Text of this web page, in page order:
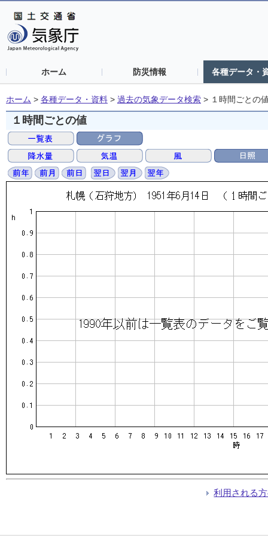
ホーム 防災情報 各種データ・
ホーム > 各種データ・資料 > 過去の気象データ検索 > １時間ごとの
１時間ごとの値
利用される